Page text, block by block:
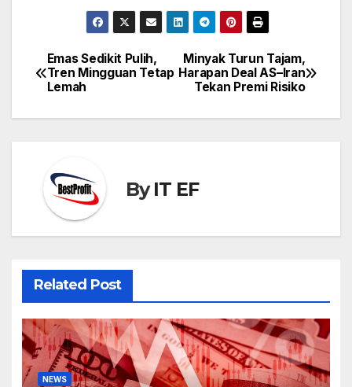
Post
navigation
Minyak Turun Tajam,
Harapan Deal AS–Iran
Tekan Premi Risiko
Emas Sedikit Pulih,
Tren Mingguan Tetap
Lemah
ByIT EF
Related Post
NEWS